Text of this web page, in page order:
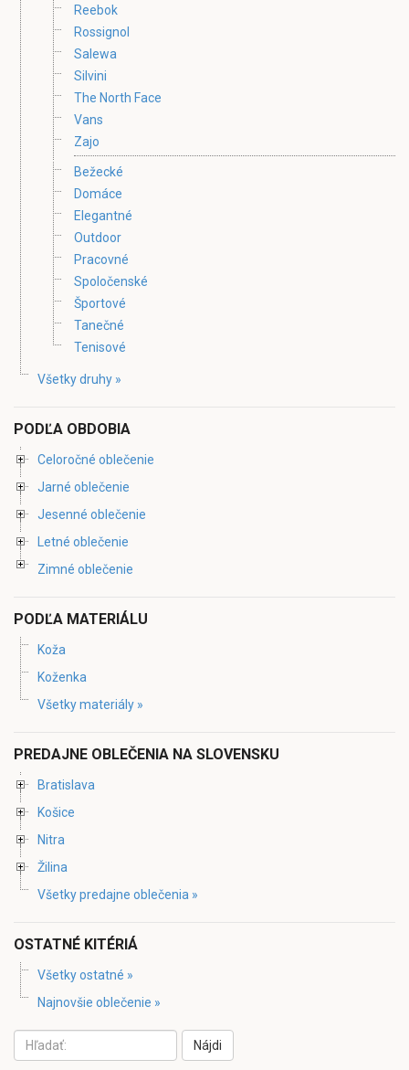
Reebok
Rossignol
Salewa
Silvini
The North Face
Vans
Zajo
Bežecké
Domáce
Elegantné
Outdoor
Pracovné
Spoločenské
Športové
Tanečné
Tenisové
Všetky druhy »
PODĽA OBDOBIA
Celoročné oblečenie
Jarné oblečenie
Jesenné oblečenie
Letné oblečenie
Zimné oblečenie
PODĽA MATERIÁLU
Koža
Koženka
Všetky materiály »
PREDAJNE OBLEČENIA NA SLOVENSKU
Bratislava
Košice
Nitra
Žilina
Všetky predajne oblečenia »
OSTATNÉ KITÉRIÁ
Všetky ostatné »
Najnovšie oblečenie »
Nájdi